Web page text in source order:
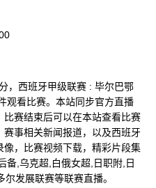
，西班牙甲级联赛 : 毕尔巴鄂
观看比赛。本站同步官方直播
赛结束后可以在本站查看比赛
事相关新闻报道，以及西班牙
，比赛视频下载，精彩片段集
备,乌克超,白俄女超,日职附,日
发展联赛等联赛直播。